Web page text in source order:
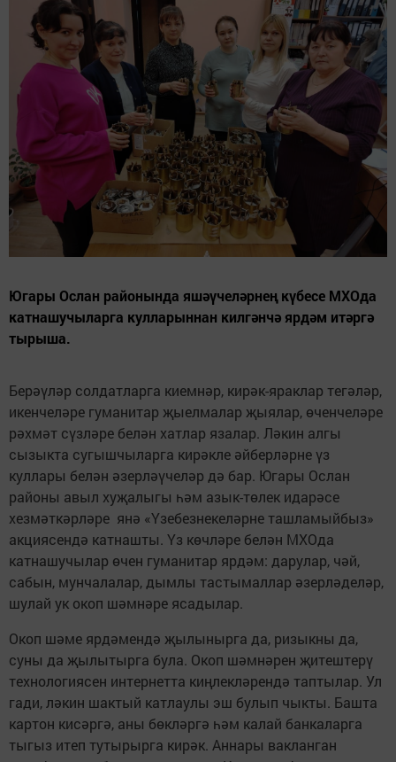
Югары Ослан районында яшәүчеләрнең күбесе МХОда
катнашучыларга кулларыннан килгәнчә ярдәм итәргә
тырыша.
Берәүләр солдатларга киемнәр, кирәк-яраклар тегәләр,
икенчеләре гуманитар җыелмалар җыялар, өченчеләре
рәхмәт сүзләре белән хатлар язалар. Ләкин алгы
сызыкта сугышчыларга кирәкле әйберләрне үз
куллары белән әзерләүчеләр дә бар. Югары Ослан
районы авыл хуҗалыгы һәм азык-төлек идарәсе
хезмәткәрләре янә «Үзебезнекеләрне ташламыйбыз»
акциясендә катнашты. Үз көчләре белән МХОда
катнашучылар өчен гуманитар ярдәм: дарулар, чәй,
сабын, мунчалалар, дымлы тастымаллар әзерләделәр,
шулай ук окоп шәмнәре ясадылар.
Окоп шәме ярдәмендә җылынырга да, ризыкны да,
суны да җылытырга була. Окоп шәмнәрен җитештерү
технологиясен интернетта киңлекләрендә таптылар. Ул
гади, ләкин шактый катлаулы эш булып чыкты. Башта
картон кисәргә, аны бөкләргә һәм калай банкаларга
тыгыз итеп тутырырга кирәк. Аннары вакланган